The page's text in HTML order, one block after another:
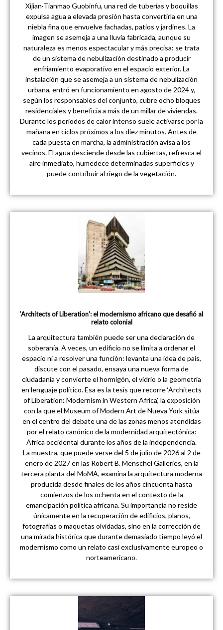
Xijian·Tianmao Guobinfu, una red de tuberías y boquillas
expulsa agua a elevada presión hasta convertirla en una
niebla fina que envuelve fachadas, patios y jardines. La
imagen se asemeja a una lluvia fabricada, aunque su
naturaleza es menos espectacular y más precisa: se trata
de un sistema de nebulización destinado a producir
enfriamiento evaporativo en el espacio exterior. La
instalación que se asemeja a un sistema de nebulización
urbana, entró en funcionamiento en agosto de 2024 y,
según los responsables del conjunto, cubre ocho bloques
residenciales y beneficia a más de un millar de viviendas.
Durante los periodos de calor intenso suele activarse por la
mañana en ciclos próximos a los diez minutos. Antes de
cada puesta en marcha, la administración avisa a los
vecinos. El agua desciende desde las cubiertas, refresca el
aire inmediato, humedece determinadas superficies y
puede contribuir al riego de la vegetación.
‘Architects of Liberation’: el modernismo africano que desafió al
relato colonial
La arquitectura también puede ser una declaración de
soberanía. A veces, un edificio no se limita a ordenar el
espacio ni a resolver una función: levanta una idea de país,
discute con el pasado, ensaya una nueva forma de
ciudadanía y convierte el hormigón, el vidrio o la geometría
en lenguaje político. Esa es la tesis que recorre ‘Architects
of Liberation: Modernism in Western Africa’, la exposición
con la que el Museum of Modern Art de Nueva York sitúa
en el centro del debate una de las zonas menos atendidas
por el relato canónico de la modernidad arquitectónica:
África occidental durante los años de la independencia.
La muestra, que puede verse del 5 de julio de 2026 al 2 de
enero de 2027 en las Robert B. Menschel Galleries, en la
tercera planta del MoMA, examina la arquitectura moderna
producida desde finales de los años cincuenta hasta
comienzos de los ochenta en el contexto de la
emancipación política africana. Su importancia no reside
únicamente en la recuperación de edificios, planos,
fotografías o maquetas olvidadas, sino en la corrección de
una mirada histórica que durante demasiado tiempo leyó el
modernismo como un relato casi exclusivamente europeo o
norteamericano.